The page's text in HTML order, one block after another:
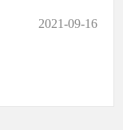
2021-09-16